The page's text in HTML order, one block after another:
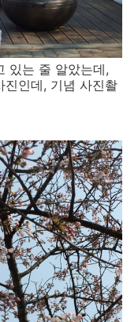
있는 줄 알았는데,
진인데, 기념 사진촬